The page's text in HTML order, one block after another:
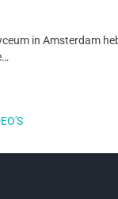
in Amsterdam